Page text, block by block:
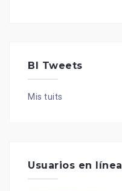
BI Tweets
Mis tuits
Usuarios en línea